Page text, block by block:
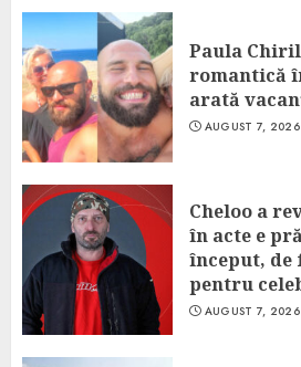
Paula
romantică
arată
AUGUST 7, 2026
Cheloo a
în acte e
început, de
pentru
AUGUST 7, 2026